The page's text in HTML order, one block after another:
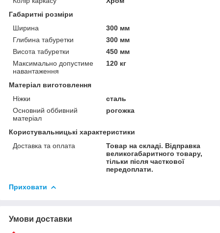
Габаритні розміри
Ширина
300 мм
Глибина табуретки
300 мм
Висота табуретки
450 мм
Максимально допустиме
навантаження
120 кг
Матеріал виготовлення
Ніжки
сталь
Основний оббивний
матеріал
рогожка
Користувальницькі характеристики
Доставка та оплата
Товар на складі. Відправка
великогабаритного товару,
тільки після часткової
передоплати.
Приховати
Умови доставки